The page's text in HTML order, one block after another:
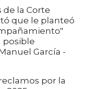
de la Corte
que le planteó
posible
García -
por la